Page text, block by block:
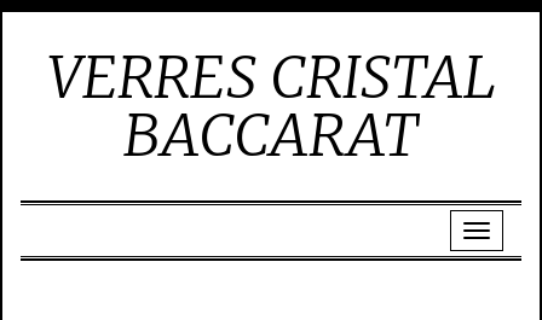
VERRES CRISTAL
BACCARAT